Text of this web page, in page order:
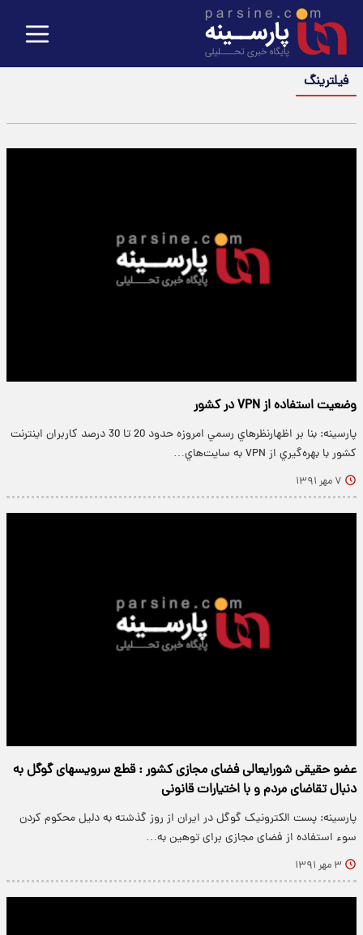
فیلترینگ
وضعيت استفاده از VPN در كشور
پارسینه: بنا بر اظهارنظرهاي رسمي امروزه حدود 20 تا 30 درصد كاربران اينترنت
كشور با بهره‌گيري از VPN به سايت‌هاي…
۷ مهر ۱۳۹۱
عضو حقیقی شورایعالی فضای مجازی کشور : قطع سرویسهای گوگل به
دنبال تقاضای مردم و با اختیارات قانونی
پارسینه: پست الکترونیک گوگل در ایران از روز گذشته به دلیل محکوم کردن
سوء استفاده از فضای مجازی برای توهین به…
۳ مهر ۱۳۹۱